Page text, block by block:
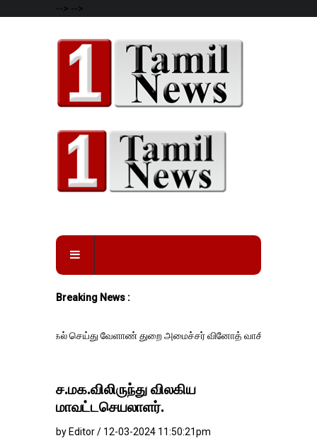
--> -->
Breaking News :
செய்து வேளாண் துறை அமைச்சர் வினோத் வாசித்து வருகிறார். �.
ச.மக.விலிருந்து விலகிய
மாவட்டசெயலாளர்.
by Editor / 12-03-2024 11:50:21pm